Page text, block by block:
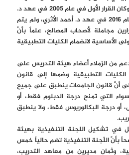
التطبيقية ومعاهد التدريب، وكان القرار الأول في عام 2005 في عهد د.
حمود المضف، والثاني في عام 2016 في عهد د. أحمد الأثري، ولم يتم
مجاملة لأصحاب المصالح، علماً بأنَّ
الأساسية لانضمام الكليات التطبيقية
من الزملاء أعضاء هيئة التدريس على
الكليات التطبيقية وضمها إلى قانون
أنَّ قانون الجامعات ينطبق على جميع
التي تمنح درجة الدبلوم فقط، أو
أو درجة البكالوريوس فقط، ولا ينطبق
في تشكيل اللجنة التنفيذية بهيئة
بأنَّ اللّجنة التنفيذية تضم حالياً خمس
وثمان مديرين من معاهد التدريب،